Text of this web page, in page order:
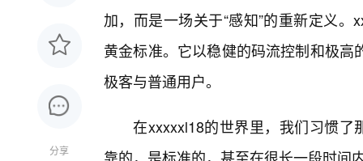
分享
加，而是一场关于“感知”的重新定义
黄金标准。它以稳健的码流控制和极
极客与普通用户。
在xxxxxl18的世界里，我们习惯